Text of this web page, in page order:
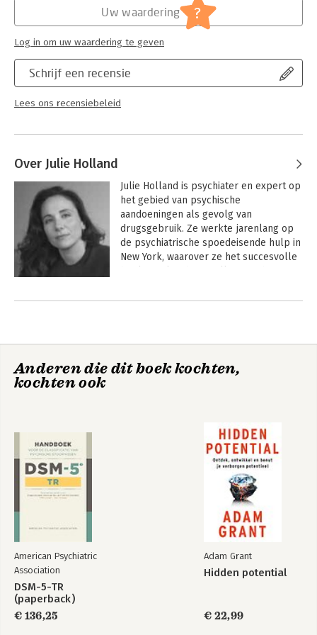
Schrijf een recensie
Lees ons recensiebeleid
Uw waardering ?
Log in om uw waardering te geven
Over Julie Holland
Julie Holland is psychiater en expert op
het gebied van psychische
aandoeningen als gevolg van
drugsgebruik. Ze werkte jarenlang op
de psychiatrische spoedeisende hulp in
New York, waarover ze het succesvolle
A Comprehensive Look at the risks and
geeft over de hele wereld lezingen en
Time, The Wall Street Journal, FOX, NBC
Anderen die dit boek kochten,
kochten ook
American Psychiatric
Association
DSM-5-TR
(paperback)
€ 136,25
Adam Grant
Hidden potential
€ 22,99